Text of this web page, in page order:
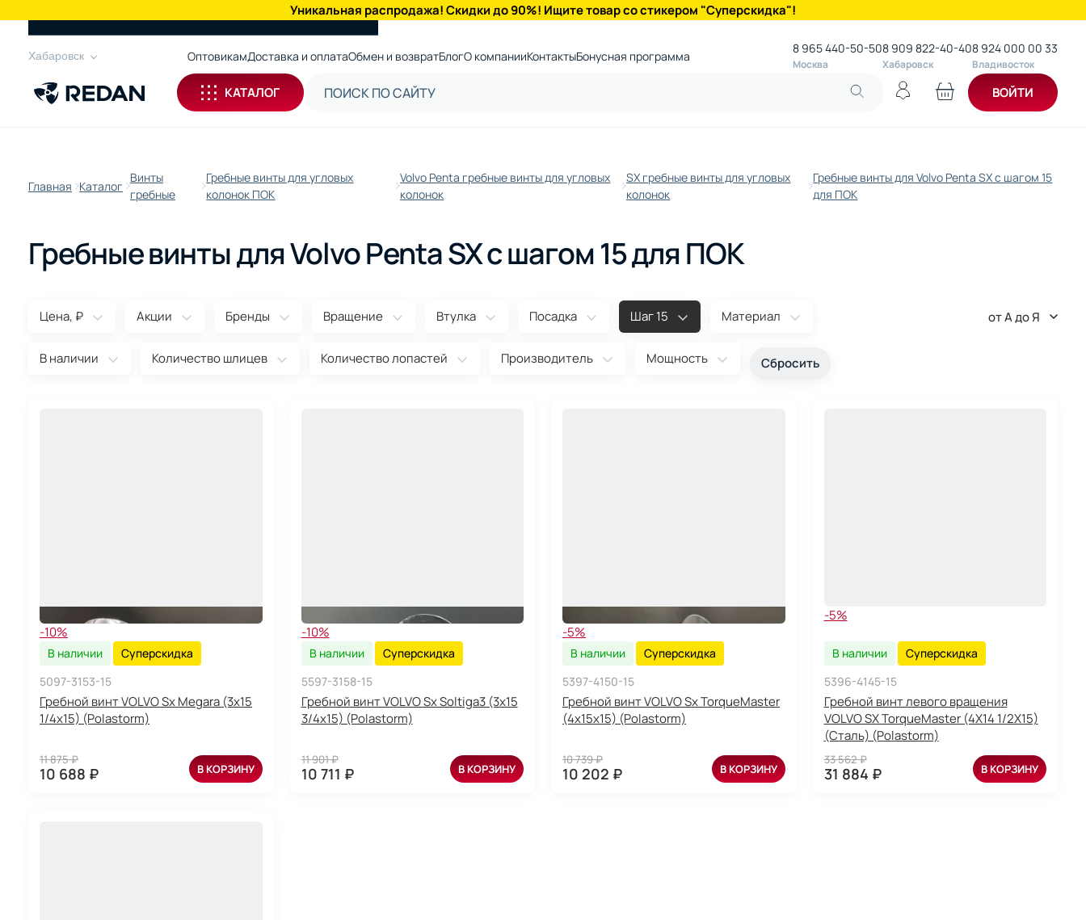
Уникальная распродажа! Скидки до 90%! Ищите товар со стикером "Суперскидка"!
Хабаровск ОптовикамДоставка и оплатаОбмен и возвратБлогО компанииКонтактыБонусная программа 8 965 440-50-50
Москва
8 909 822-40-40
Хабаровск
8 924 000 00 33
Владивосток
КАТАЛОГ ВОЙТИ
Главная Каталог
Винты
гребные
Гребные винты для угловых
колонок ПОК
Volvo Penta гребные винты для угловых
колонок
SX гребные винты для угловых
колонок
Гребные винты для Volvo Penta SX с шагом 15
для ПОК
Гребные винты для Volvo Penta SX с шагом 15 для ПОК
Цена, ₽ Акции Бренды Вращение Втулка Посадка Шаг 15 Материал
В наличии Количество шлицев Количество лопастей Производитель Мощность
от А до Я
-10%
В наличии
Суперскидка
5097-3153-15
Гребной винт VOLVO Sx Megara (3x15
1/4x15) (Polastorm)
11 875 ₽
10 688 ₽ В КОРЗИНУ
-10%
В наличии
Суперскидка
5597-3158-15
Гребной винт VOLVO Sx Soltiga3 (3x15
3/4x15) (Polastorm)
11 901 ₽
10 711 ₽ В КОРЗИНУ
-5%
В наличии
Суперскидка
5397-4150-15
Гребной винт VOLVO Sx TorqueMaster
(4x15x15) (Polastorm)
10 739 ₽
10 202 ₽ В КОРЗИНУ
-5%
В наличии
Суперскидка
5396-4145-15
Гребной винт левого вращения
VOLVO SX TorqueMaster (4X14 1/2X15)
(Сталь) (Polastorm)
33 562 ₽
31 884 ₽ В КОРЗИНУ